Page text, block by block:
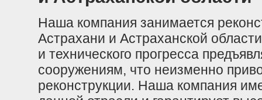
Наша компания занимается
Астрахани и Астраханской
и технического прогресса
сооружениям, что неизменно
реконструкции. Наша компания